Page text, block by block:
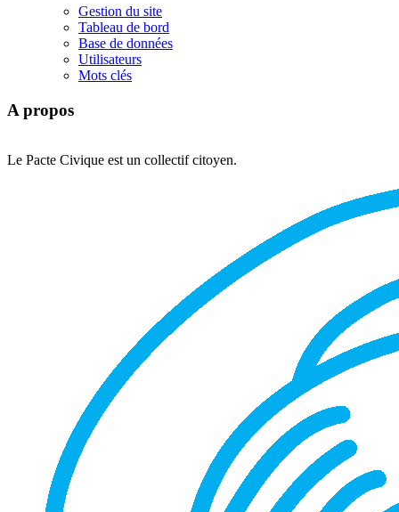
Gestion du site
Tableau de bord
Base de données
Utilisateurs
Mots clés
A propos
Le Pacte Civique est un collectif citoyen.